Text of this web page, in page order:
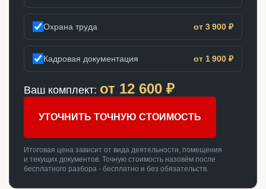
Охрана труда от 3 900 ₽
Кадровая документация от 1 900 ₽
Ваш комплект: от 12 600 ₽
УТОЧНИТЬ ТОЧНУЮ СТОИМОСТЬ
Итоговая цена зависит от вида деятельности, помещения
и текущих документов. Точную стоимость назовём после
бесплатного разбора - бесплатно и без обязательств.